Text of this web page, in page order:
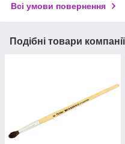
Всі умови повернення
Подібні товари компанії